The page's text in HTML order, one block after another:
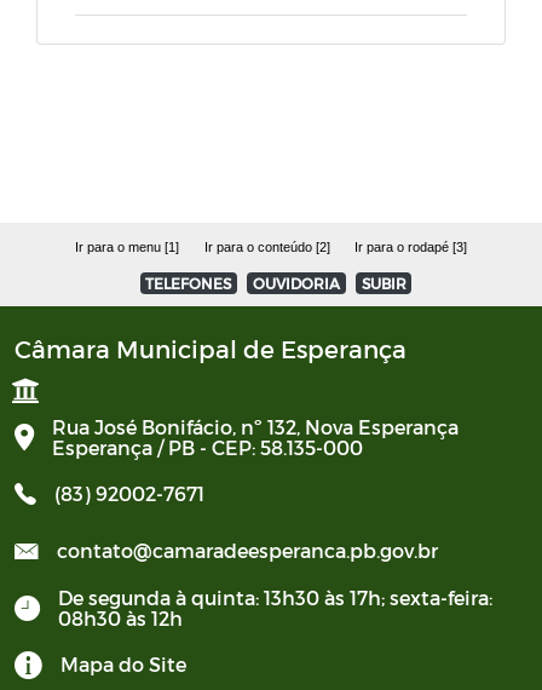
Lei de Estruturação do Funpreve
Código Tributario
Decretos
Ir para o menu [1] Ir para o conteúdo [2] Ir para o rodapé [3]
TELEFONES OUVIDORIA SUBIR
Câmara Municipal de Esperança
Rua José Bonifácio, nº 132, Nova Esperança
Esperança / PB - CEP: 58.135-000
(83) 92002-7671
contato@camaradeesperanca.pb.gov.br
De segunda à quinta: 13h30 às 17h; sexta-feira:
08h30 às 12h
Mapa do Site